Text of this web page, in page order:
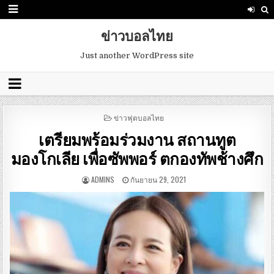
ข่าวบอลไทย
Just another WordPress site
POSTED
ข่าวฟุตบอลไทย
เตรียมพร้อมร่วมงาน สถานทูต
มองโกเลีย เพื่อซัพพอร์ ตกองทัพช้างศึก
ADMINS กันยายน 29, 2021